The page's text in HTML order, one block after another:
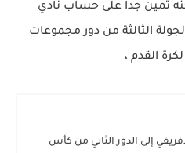
ثمين جدا على حساب نادي
الثالثة من دور مجموعات
القدم ،
إلى الدور الثاني من كأس